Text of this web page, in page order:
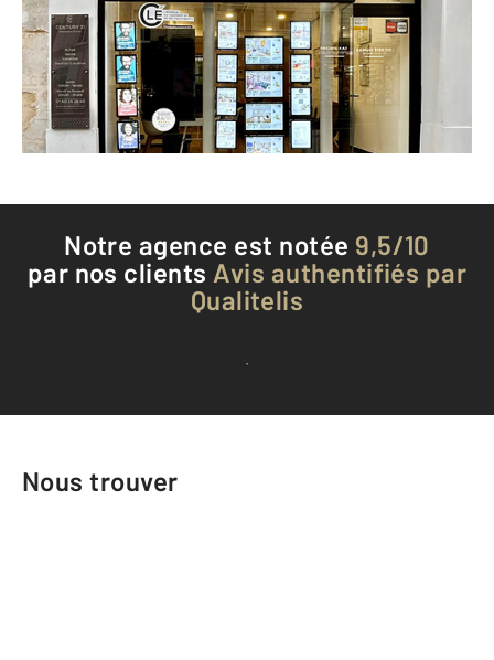
PARIS - 75020
Envoyer un message
Téléphoner à l'agence
Notre agence est notée 9,5/10
par nos clients Avis authentifiés par
Qualitelis
Voir tous les avis clients
Nous trouver